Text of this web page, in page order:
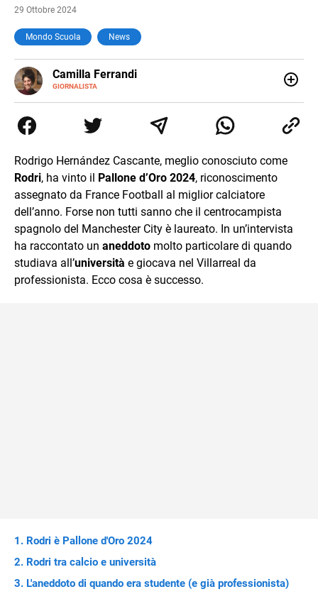
29 Ottobre 2024
Mondo Scuola News
Camilla Ferrandi
GIORNALISTA
E-
MAIL
LINKEDIN
di trasformare la passione per la scrittura in un lavoro, e
da lì non mi sono più fermata. L’attualità è il mio pane
mente.
Rodrigo Hernández Cascante, meglio conosciuto come
Rodri, ha vinto il Pallone d’Oro 2024, riconoscimento
assegnato da France Football al miglior calciatore
dell’anno. Forse non tutti sanno che il centrocampista
spagnolo del Manchester City è laureato. In un’intervista
ha raccontato un aneddoto molto particolare di quando
studiava all’università e giocava nel Villarreal da
professionista. Ecco cosa è successo.
Rodri è Pallone d'Oro 2024
Rodri tra calcio e università
L'aneddoto di quando era studente (e già professionista)